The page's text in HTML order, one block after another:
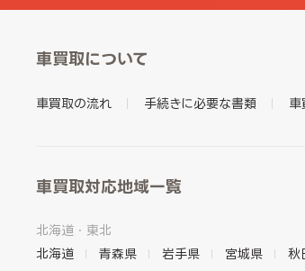
車買取について
車買取の流れ 手続きに必要な書類 車
車買取対応地域一覧
北海道・東北
北海道
青森県 岩手県 宮城県 秋